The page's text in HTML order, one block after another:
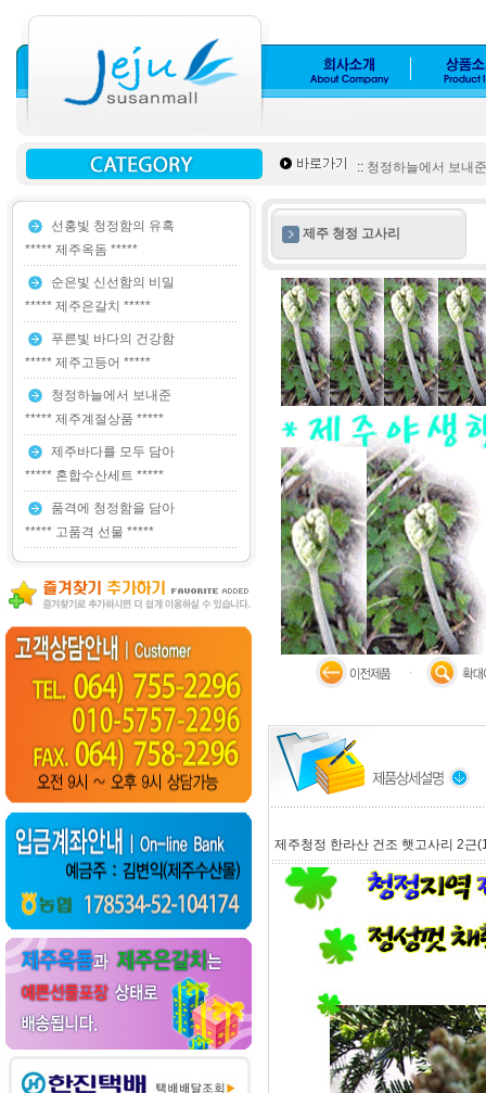
:: 청정하늘에서 보내
선홍빛 청정함의 유혹
***** 제주옥돔 *****
순은빛 신선함의 비밀
***** 제주은갈치 *****
푸른빛 바다의 건강함
***** 제주고등어 *****
청정하늘에서 보내준
***** 제주계절상품 *****
제주바다를 모두 담아
***** 혼합수산세트 *****
품격에 청정함을 담아
***** 고품격 선물 *****
제주 청정 고사리
제주청정 한라산 건조 햇고사리 2근